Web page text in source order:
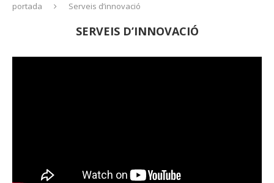
portada Serveis d’innovació
SERVEIS D’INNOVACIÓ